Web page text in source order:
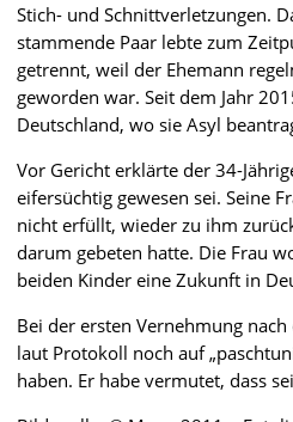
Stich- und Schnittverletzungen.
stammende Paar lebte zum
getrennt, weil der Ehemann
geworden war. Seit dem Jahr
Deutschland, wo sie Asyl
Vor Gericht erklärte der 34-
eifersüchtig gewesen sei. Seine
nicht erfüllt, wieder zu ihm
darum gebeten hatte. Die Frau
beiden Kinder eine Zukunft in
Bei der ersten Vernehmung
laut Protokoll noch auf
haben. Er habe vermutet, dass